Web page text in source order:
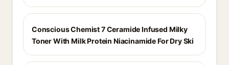
Conscious Chemist 7 Ceramide Infused Milky
Toner With Milk Protein Niacinamide For Dry Ski